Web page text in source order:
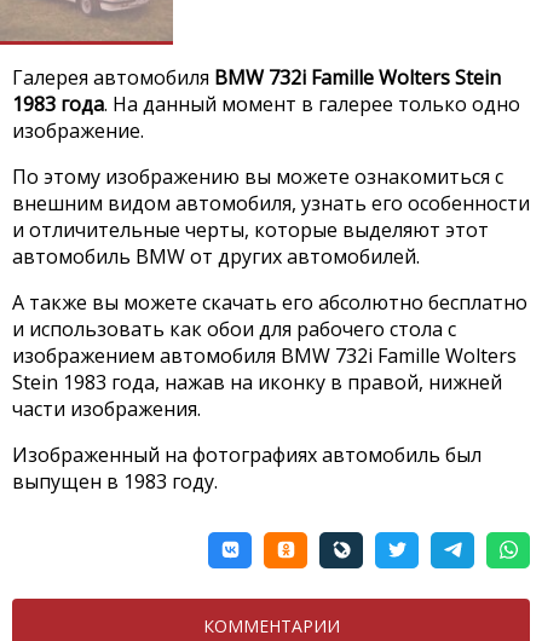
Галерея автомобиля BMW 732i Famille Wolters Stein
1983 года. На данный момент в галерее только одно
изображение.
По этому изображению вы можете ознакомиться с
внешним видом автомобиля, узнать его особенности
и отличительные черты, которые выделяют этот
автомобиль BMW от других автомобилей.
А также вы можете скачать его абсолютно бесплатно
и использовать как обои для рабочего стола с
изображением автомобиля BMW 732i Famille Wolters
Stein 1983 года, нажав на иконку в правой, нижней
части изображения.
Изображенный на фотографиях автомобиль был
выпущен в 1983 году.
КОММЕНТАРИИ